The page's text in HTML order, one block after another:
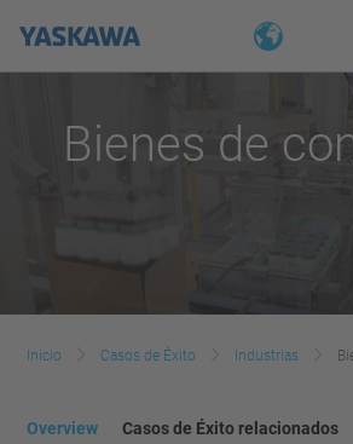
Bienes de
Inicio Casos de Éxito Industrias
Overview Casos de Éxito relacionados